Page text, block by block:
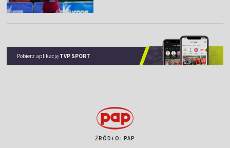
Pobierz aplikację TVP SPORT
ŹRÓDŁO: PAP